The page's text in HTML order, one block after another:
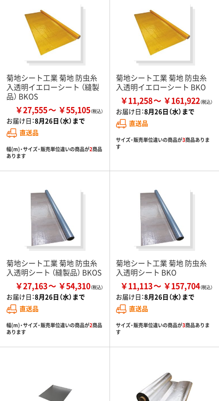
菊地シート工業 菊地 防虫糸
入透明イエローシート （縫製
品） BKOS
￥27,555 ￥55,105
お届け日：8月26日（水）まで
直送品
幅(m)・サイズ・販売単位違いの商品が2商品
あります
菊地シート工業 菊地 防虫糸
入透明イエローシート BKO
￥11,258 ￥161,922
お届け日：8月26日（水）まで
直送品
サイズ・販売単位違いの商品が3商品ありま
す
菊地シート工業 菊地 防虫糸
入透明シート （縫製品） BKOS
￥27,163 ￥54,310
お届け日：8月26日（水）まで
直送品
幅(m)・サイズ・販売単位違いの商品が2商品
あります
菊地シート工業 菊地 防虫糸
入透明シート BKO
￥11,113 ￥157,704
お届け日：8月26日（水）まで
直送品
サイズ・販売単位違いの商品が3商品ありま
す